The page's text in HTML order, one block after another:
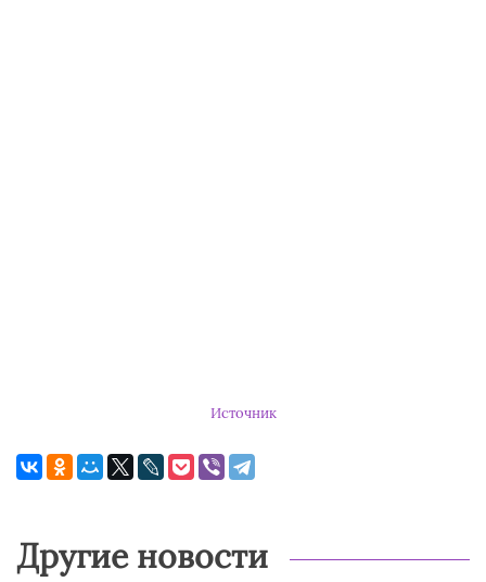
Источник
Другие новости